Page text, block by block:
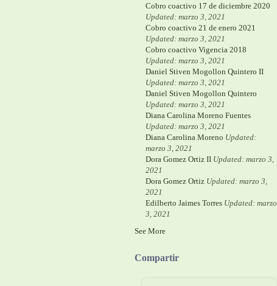
Cobro coactivo 17 de diciembre 2020
Updated: marzo 3, 2021
Cobro coactivo 21 de enero 2021
Updated: marzo 3, 2021
Cobro coactivo Vigencia 2018
Updated: marzo 3, 2021
Daniel Stiven Mogollon Quintero II
Updated: marzo 3, 2021
Daniel Stiven Mogollon Quintero
Updated: marzo 3, 2021
Diana Carolina Moreno Fuentes
Updated: marzo 3, 2021
Diana Carolina Moreno Updated:
marzo 3, 2021
Dora Gomez Ortiz II Updated: marzo 3,
2021
Dora Gomez Ortiz Updated: marzo 3,
2021
Edilberto Jaimes Torres Updated: marzo
3, 2021
See More
Compartir